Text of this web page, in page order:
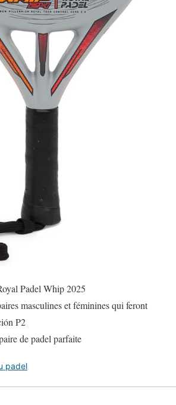
Padel Whip 2025
masculines et féminines qui feront
P2
de padel parfaite
padel